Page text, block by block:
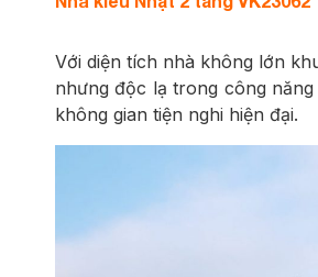
Với diện tích nhà không lớn
nhưng độc lạ trong công
không gian tiện nghi hiện đại.